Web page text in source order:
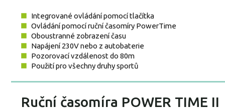
Integrované ovládání pomocí tlačítka
Ovládání pomocí ruční časomíry PowerTime
Oboustranné zobrazení času
Napájení 230V nebo z autobaterie
Pozorovací vzdálenost do 80m
Použití pro všechny druhy sportů
Ruční časomíra POWER TIME II